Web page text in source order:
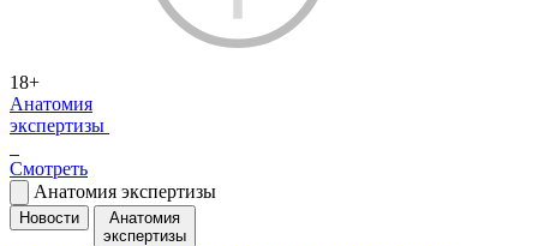
18+
Анатомия
экспертизы
Смотреть
Анатомия экспертизы
Новости
Анатомия
экспертизы